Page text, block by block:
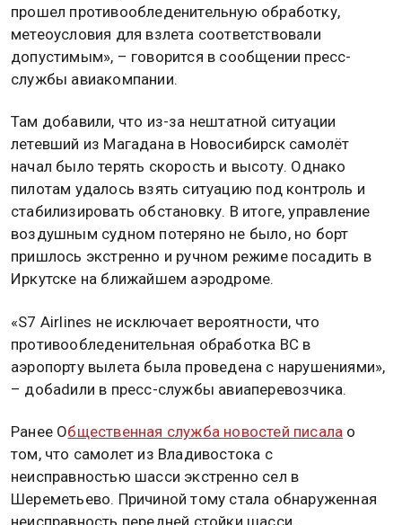
прошел противообледенительную обработку,
метеоусловия для взлета соответствовали
допустимым», – говорится в сообщении пресс-
службы авиакомпании.
Там добавили, что из-за нештатной ситуации
летевший из Магадана в Новосибирск самолёт
начал было терять скорость и высоту. Однако
пилотам удалось взять ситуацию под контроль и
стабилизировать обстановку. В итоге, управление
воздушным судном потеряно не было, но борт
пришлось экстренно и ручном режиме посадить в
Иркутске на ближайшем аэродроме.
«S7 Airlines не исключает вероятности, что
противообледенительная обработка ВС в
аэропорту вылета была проведена с нарушениями»,
– добаdили в пресс-службы авиаперевозчика.
Ранее Общественная служба новостей писала о
том, что самолет из Владивостока с
неисправностью шасси экстренно сел в
Шереметьево. Причиной тому стала обнаруженная
неисправность передней стойки шасси.